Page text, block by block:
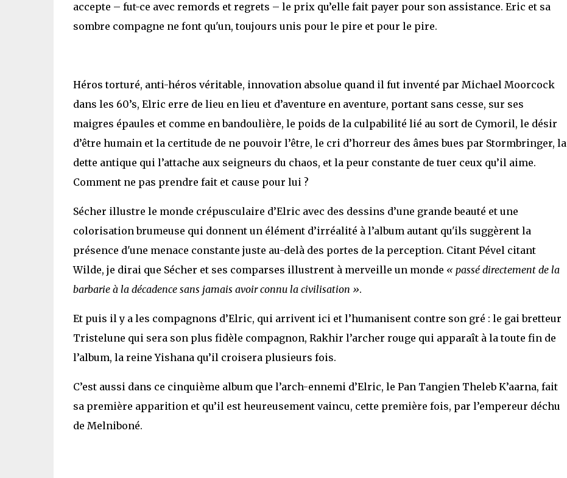
accepte – fut-ce avec remords et regrets – le prix qu’elle fait payer pour son assistance. Eric et sa
sombre compagne ne font qu'un, toujours unis pour le pire et pour le pire.
Héros torturé, anti-héros véritable, innovation absolue quand il fut inventé par Michael Moorcock
dans les 60’s, Elric erre de lieu en lieu et d’aventure en aventure, portant sans cesse, sur ses
maigres épaules et comme en bandoulière, le poids de la culpabilité lié au sort de Cymoril, le désir
d’être humain et la certitude de ne pouvoir l’être, le cri d’horreur des âmes bues par Stormbringer, la
dette antique qui l’attache aux seigneurs du chaos, et la peur constante de tuer ceux qu’il aime.
Comment ne pas prendre fait et cause pour lui ?
Sécher illustre le monde crépusculaire d’Elric avec des dessins d’une grande beauté et une
colorisation brumeuse qui donnent un élément d’irréalité à l’album autant qu'ils suggèrent la
présence d'une menace constante juste au-delà des portes de la perception. Citant Pével citant
Wilde, je dirai que Sécher et ses comparses illustrent à merveille un monde « passé directement de la
barbarie à la décadence sans jamais avoir connu la civilisation ».
Et puis il y a les compagnons d’Elric, qui arrivent ici et l’humanisent contre son gré : le gai bretteur
Tristelune qui sera son plus fidèle compagnon, Rakhir l’archer rouge qui apparaît à la toute fin de
l’album, la reine Yishana qu’il croisera plusieurs fois.
C’est aussi dans ce cinquième album que l’arch-ennemi d’Elric, le Pan Tangien Theleb K’aarna, fait
sa première apparition et qu’il est heureusement vaincu, cette première fois, par l’empereur déchu
de Melniboné.